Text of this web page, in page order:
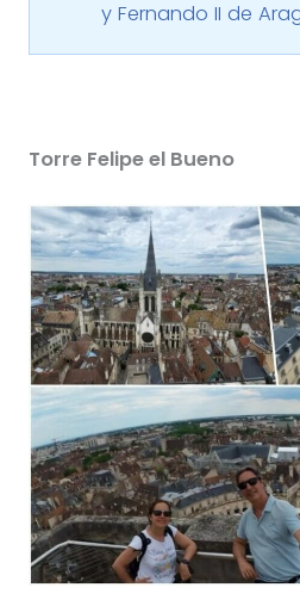
y Fernando II de
Torre Felipe el Bueno